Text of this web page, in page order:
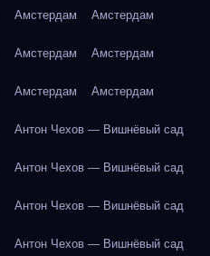
Амстердам Амстердам
Амстердам Амстердам
Амстердам Амстердам
Антон Чехов — Вишнёвый сад
Антон Чехов — Вишнёвый сад
Антон Чехов — Вишнёвый сад
Антон Чехов — Вишнёвый сад